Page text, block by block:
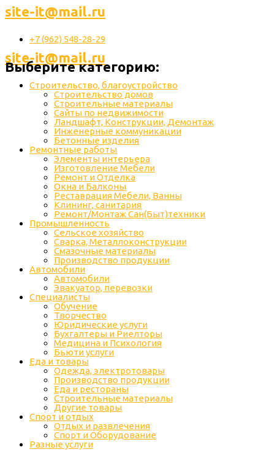
site-it@mail.ru
+7 (962) 548-28-29
site-it@mail.ru
Выберите категорию:
Строительство, благоустройство
Строительство домов
Строительные материалы
Сайты по недвижимости
Ландшафт, Конструкции, Демонтаж
Инженерные коммуникации
Бетонные изделия
Ремонтные работы
Элементы интерьера
Изготовление Мебели
Ремонт и Отделка
Окна и Балконы
Реставрация Мебели, Ванны
Клининг, санитария
Ремонт/Монтаж Сан(Быт)техники
Промышленность
Cельское хозяйство
Сварка, Металлоконструкции
Cмазочные материалы
Производство продукции
Автомобили
Автомобили
Эвакуатор, перевозки
Специалисты
Обучение
Творчество
Юридические услуги
Бухгалтеры и Риелторы
Медицина и Психология
Бьюти услуги
Еда и товары
Одежда, электротовары
Производство продукции
Еда и рестораны
Строительные материалы
Другие товары
Спорт и отдых
Отдых и развлечения
Спорт и Оборудование
Разные услуги